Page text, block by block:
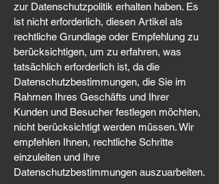
zur Datenschutzpolitik erhalten haben. Es
ist nicht erforderlich, diesen Artikel als
rechtliche Grundlage oder Empfehlung zu
berücksichtigen, um zu erfahren, was
tatsächlich erforderlich ist, da die
Datenschutzbestimmungen, die Sie im
Rahmen Ihres Geschäfts und Ihrer
Kunden und Besucher festlegen möchten,
nicht berücksichtigt werden müssen. Wir
empfehlen Ihnen, rechtliche Schritte
einzuleiten und Ihre
Datenschutzbestimmungen auszuarbeiten.